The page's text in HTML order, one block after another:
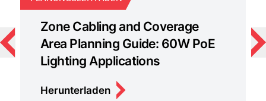
Zone Cabling and Coverage
Area Planning Guide: 60W PoE
Lighting Applications
Herunterladen